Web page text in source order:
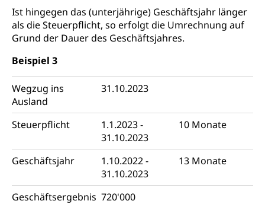
Ist hingegen das (unterjährige) Geschäftsjahr länger
als die Steuerpflicht, so erfolgt die Umrechnung auf
Grund der Dauer des Geschäftsjahres.
Beispiel 3
Wegzug ins
Ausland
31.10.2023
Steuerpflicht
1.1.2023 -
31.10.2023
10 Monate
Geschäftsjahr
1.10.2022 -
31.10.2023
13 Monate
Geschäftsergebnis 720'000